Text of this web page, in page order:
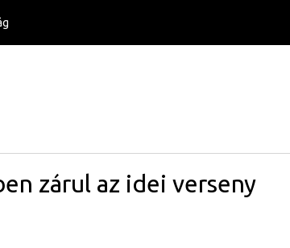
zárul az idei verseny